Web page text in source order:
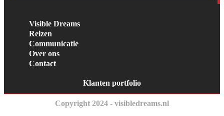
Visible Dreams
Reizen
Communicatie
Over ons
Contact
Klanten portfolio
Copyright 2024 - visibledreams.nl